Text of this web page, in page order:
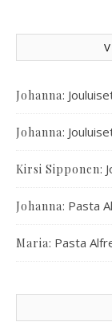
Johanna:
Johanna:
Kirsi Sipponen:
Johanna: Pasta
Maria: Pasta